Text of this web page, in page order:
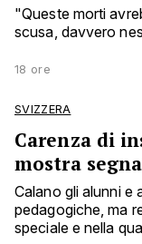
"Queste morti
scusa, davvero
18 ore
SVIZZERA
Carenza di
mostra
Calano gli alunni e
pedagogiche, ma
speciale e nella